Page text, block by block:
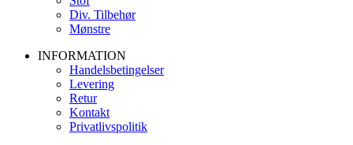
Div. Tilbehør
Mønstre
INFORMATION
Handelsbetingelser
Levering
Retur
Kontakt
Privatlivspolitik